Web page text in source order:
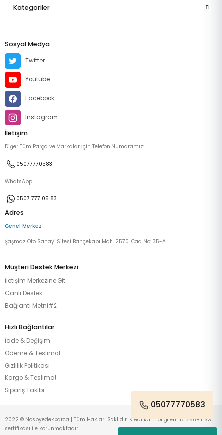
Kategoriler
Sosyal Medya
Twitter
Youtube
Facebook
Instagram
İletişim
Diğer Tüm Parça ve Markalar İçin Telefon Numaramız:
05077770583
WhatsApp
0507 777 05 83
Adres
Genel Merkez
Şaşmaz Oto Sanayi Sitesi Bahçekapı Mah. 2570. Cad No: 35-A
Müşteri Destek Merkezi
İletişim Merkezine Git
Canlı Destek
Bağlantı Metni#2
Hızlı Bağlantılar
İade & Değişim
Ödeme & Teslimat
Gizlilik Politikası
Kargo & Teslimat
Sipariş Takibi
05077770583
2022 © Nospyedekparca | Tüm Hakları Saklıdır. Kredi kartı bilgileriniz 256Bit SSL
sertifikası ile korunmaktadır.